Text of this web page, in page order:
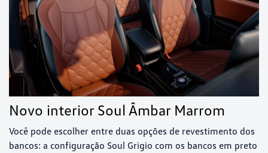
Novo interior Soul Âmbar Marrom
Você pode escolher entre duas opções de revestimento dos
bancos: a configuração Soul Grigio com os bancos em preto